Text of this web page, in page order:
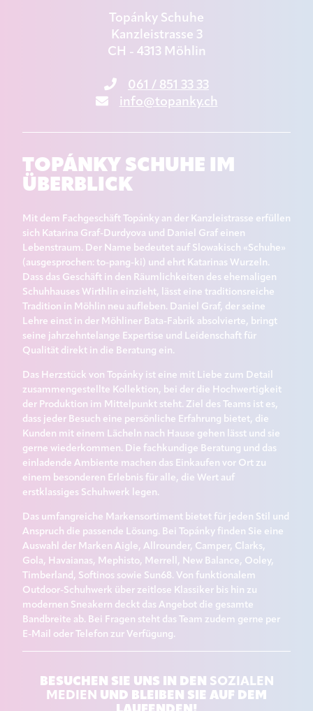
Topánky Schuhe
Kanzleistrasse 3
CH - 4313 Möhlin
061 / 851 33 33
info@topanky.ch
TOPÁNKY SCHUHE IM
ÜBERBLICK
Mit dem Fachgeschäft Topánky an der Kanzleistrasse erfüllen
sich Katarina Graf-Durdyova und Daniel Graf einen
Lebenstraum. Der Name bedeutet auf Slowakisch «Schuhe»
(ausgesprochen: to-pang-ki) und ehrt Katarinas Wurzeln.
Dass das Geschäft in den Räumlichkeiten des ehemaligen
Schuhhauses Wirthlin einzieht, lässt eine traditionsreiche
Tradition in Möhlin neu aufleben. Daniel Graf, der seine
Lehre einst in der Möhliner Bata-Fabrik absolvierte, bringt
seine jahrzehntelange Expertise und Leidenschaft für
Qualität direkt in die Beratung ein.
Das Herzstück von Topánky ist eine mit Liebe zum Detail
zusammengestellte Kollektion, bei der die Hochwertigkeit
der Produktion im Mittelpunkt steht. Ziel des Teams ist es,
dass jeder Besuch eine persönliche Erfahrung bietet, die
Kunden mit einem Lächeln nach Hause gehen lässt und sie
gerne wiederkommen. Die fachkundige Beratung und das
einladende Ambiente machen das Einkaufen vor Ort zu
einem besonderen Erlebnis für alle, die Wert auf
erstklassiges Schuhwerk legen.
Das umfangreiche Markensortiment bietet für jeden Stil und
Anspruch die passende Lösung. Bei Topánky finden Sie eine
Auswahl der Marken Aigle, Allrounder, Camper, Clarks,
Gola, Havaianas, Mephisto, Merrell, New Balance, Ooley,
Timberland, Softinos sowie Sun68. Von funktionalem
Outdoor-Schuhwerk über zeitlose Klassiker bis hin zu
modernen Sneakern deckt das Angebot die gesamte
Bandbreite ab. Bei Fragen steht das Team zudem gerne per
E-Mail oder Telefon zur Verfügung.
BESUCHEN SIE UNS IN DEN SOZIALEN
MEDIEN UND BLEIBEN SIE AUF DEM